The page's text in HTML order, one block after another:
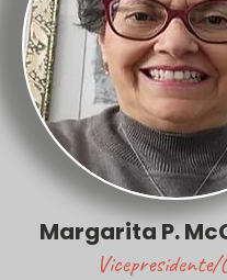
Margarita P.
Vicepresidente/